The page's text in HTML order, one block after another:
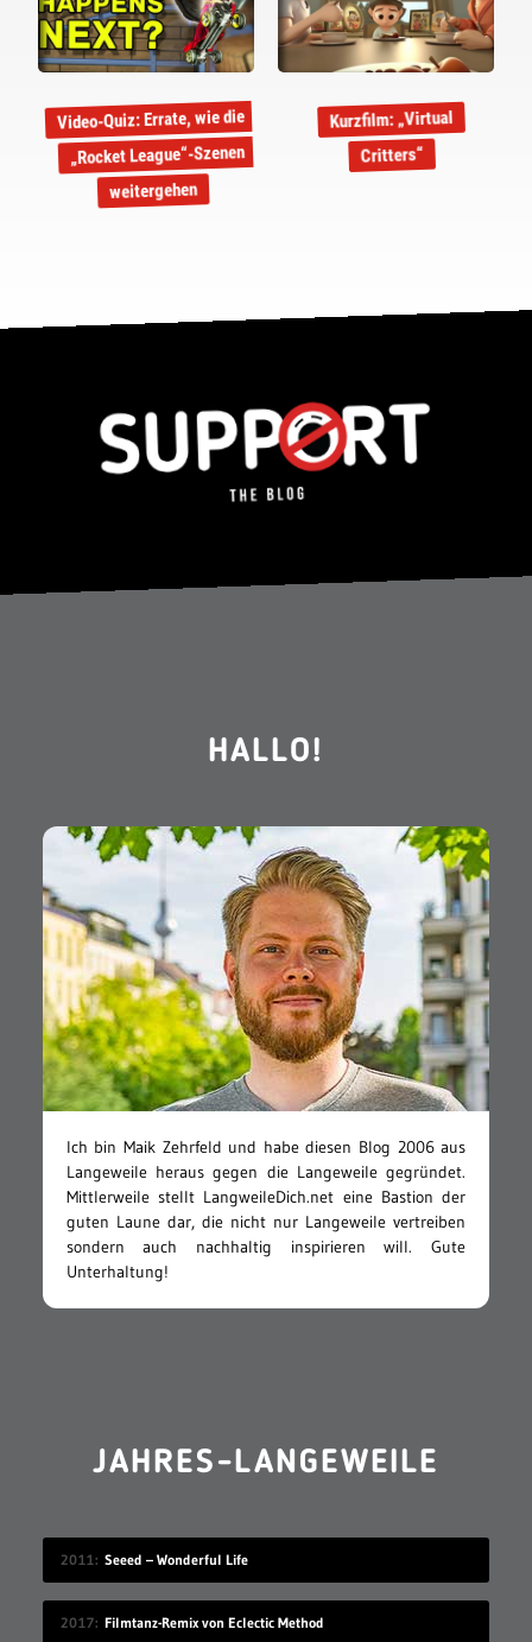
Video-Quiz: Errate, wie die
„Rocket League“-Szenen
weitergehen
Kurzfilm: „Virtual
Critters“
HALLO!
Ich bin Maik Zehrfeld und habe diesen Blog 2006 aus
Langeweile heraus gegen die Langeweile gegründet.
Mittlerweile stellt LangweileDich.net eine Bastion der
guten Laune dar, die nicht nur Langeweile vertreiben
sondern auch nachhaltig inspirieren will. Gute
Unterhaltung!
JAHRES-LANGEWEILE
2011 Seeed – Wonderful Life
2017 Filmtanz-Remix von Eclectic Method